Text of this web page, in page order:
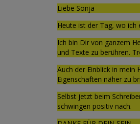
Liebe Sonja
Heute ist der Tag, wo
Ich bin Dir von ganzem
und Texte zu berühren.
Auch der Einblick in
Eigenschaften näher zu
Selbst jetzt beim
schwingen positiv nach.